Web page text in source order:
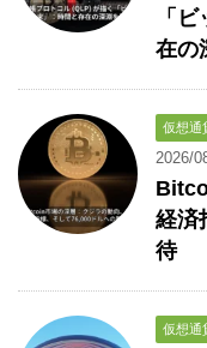
「
在の
仮想通
2026/
経済
待
仮想通